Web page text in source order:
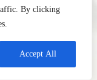
By clicking
Accept All
Lila, àThonon-
pièces en stock !